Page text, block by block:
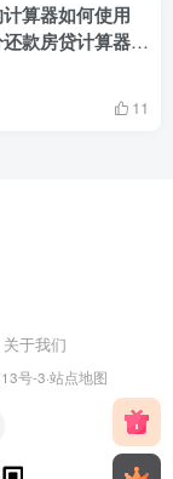
算器如何使用
还款房贷计算器的
11
关于我们
号-3·站点地图